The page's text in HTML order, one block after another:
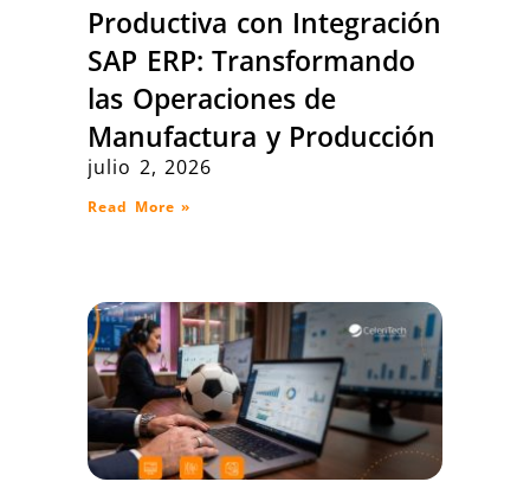
Productiva con Integración
SAP ERP: Transformando
las Operaciones de
Manufactura y Producción
julio 2, 2026
Read More »